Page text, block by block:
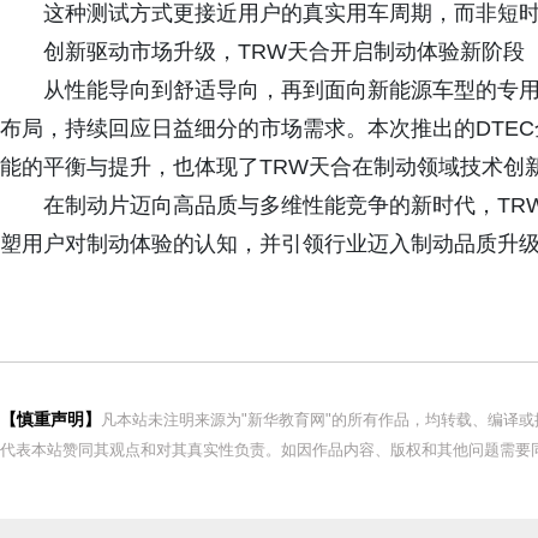
这种测试方式更接近用户的真实用车周期，而非短
创新驱动市场升级，TRW天合开启制动体验新阶段
从性能导向到舒适导向，再到面向新能源车型的专
布局，持续回应日益细分的市场需求。本次推出的
能的平衡与提升，也体现了TRW天合在制动领域技术创
在制动片迈向高品质与多维性能竞争的新时代，
塑用户对制动体验的认知，并引领行业迈入制动品质升
【慎重声明】
凡本站未注明来源为"新华教育网"的所有作品，均转载、编译
代表本站赞同其观点和对其真实性负责。如因作品内容、版权和其他问题需